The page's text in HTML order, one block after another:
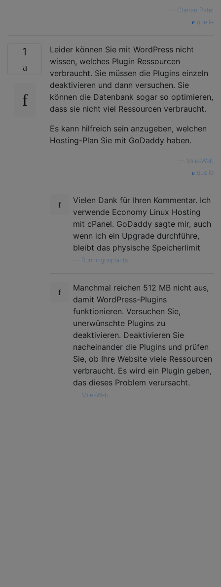
Chetan Patel
quelle
1
Leider können Sie mit WordPress nicht
wissen, welches Plugin Ressourcen
verbraucht. Sie müssen die Plugins einzeln
deaktivieren und dann versuchen. Sie
können die Datenbank sogar so optimieren,
dass sie nicht viel Ressourcen verbraucht.
Es kann hilfreich sein anzugeben, welchen
Hosting-Plan Sie mit GoDaddy haben.
MilesWeb
quelle
Vielen Dank für Ihren Kommentar. Ich
verwende Economy Linux Hosting
mit cPanel. GoDaddy sagte mir, auch
wenn ich ein Upgrade durchführe,
bleibt das physische Speicherlimit
Runningonplants
Manchmal reichen 512 MB nicht aus,
damit WordPress-Plugins
funktionieren. Versuchen Sie,
unerwünschte Plugins zu
deaktivieren. Deaktivieren Sie
nacheinander die Plugins und prüfen
Sie, ob Ihre Website viele Ressourcen
verbraucht. Es wird ein Plugin geben,
das dieses Problem verursacht.
MilesWeb